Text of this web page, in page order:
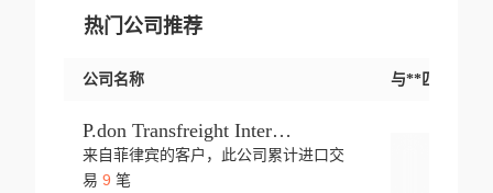
热门公司推荐
公司名称 与**匹配交易
P.don Transfreight International
来自菲律宾的客户，此公司累计进口交
易 9 笔